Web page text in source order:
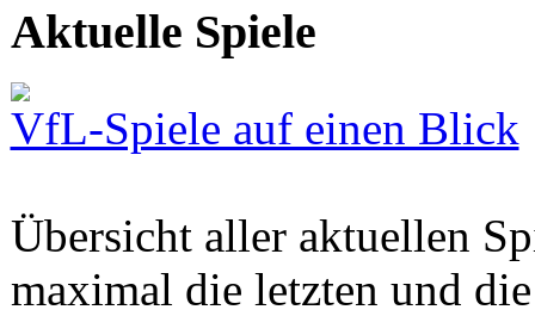
Aktuelle Spiele
VfL-Spiele auf einen Blick
Übersicht aller aktuellen
maximal die letzten und